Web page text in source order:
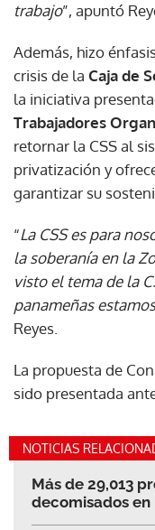
trabajo”, apuntó
Además, hizo
crisis de la Caja de
la iniciativa
Trabajadores
retornar la CSS al
privatización y
garantizar su
“La CSS es para
la soberanía en la
visto el tema de la
panameñas
Reyes.
La propuesta de
sido presentada
NOTICIAS
Más de 29,013
decomisados en